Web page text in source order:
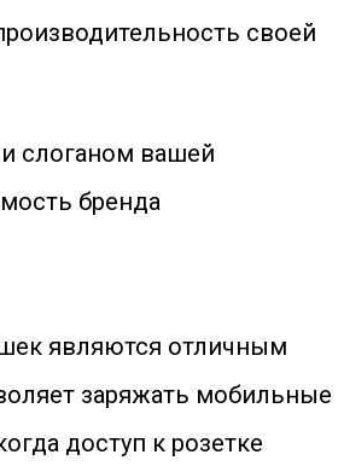
своей
слоганом вашей
бренда
являются отличным
заряжать мобильные
доступ к розетке